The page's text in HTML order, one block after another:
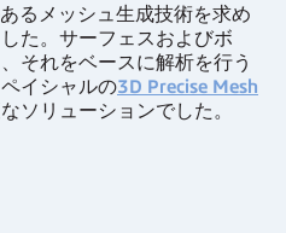
るメッシュ生成技術を求め
た。サーフェスおよびボ
それをベースに解析を行う
イシャルの3D Precise Mesh
ソリューションでした。